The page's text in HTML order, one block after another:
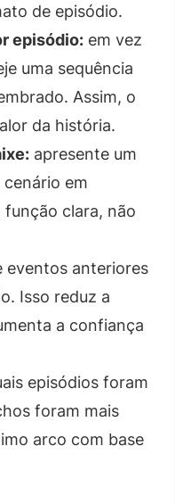
de episódio.
episódio: em vez
uma sequência
Assim, o
da história.
apresente um
em
clara, não
eventos anteriores
Isso reduz a
a confiança
episódios foram
foram mais
arco com base